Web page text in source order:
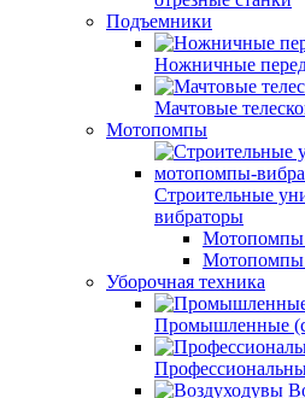
Подъемники
Ножничные
Мачтовые
Мотопомпы
Строительные
вибраторы
Мотопомпы
Мотопомпы
Уборочная техника
Промышленные